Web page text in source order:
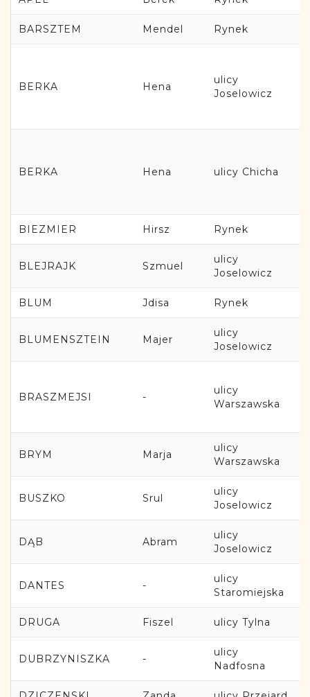
BARSZTEM Mendel Rynek
BERKA Hena
ulicy
Joselowicz
BERKA Hena ulicy Chicha
BIEZMIER Hirsz Rynek
BLEJRAJK Szmuel
ulicy
Joselowicz
BLUM Jdisa Rynek
BLUMENSZTEIN Majer
ulicy
Joselowicz
BRASZMEJSI -
ulicy
Warszawska
BRYM Marja
ulicy
Warszawska
BUSZKO Srul
ulicy
Joselowicz
DĄB Abram
ulicy
Joselowicz
DANTES -
ulicy
Staromiejska
DRUGA Fiszel ulicy Tylna
DUBRZYNISZKA -
ulicy
Nadfosna